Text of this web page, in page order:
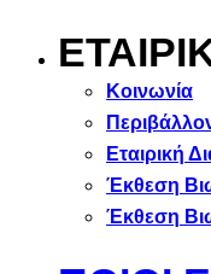
Κοινωνία
Εταιρική
Έκθεση
Έκθεση